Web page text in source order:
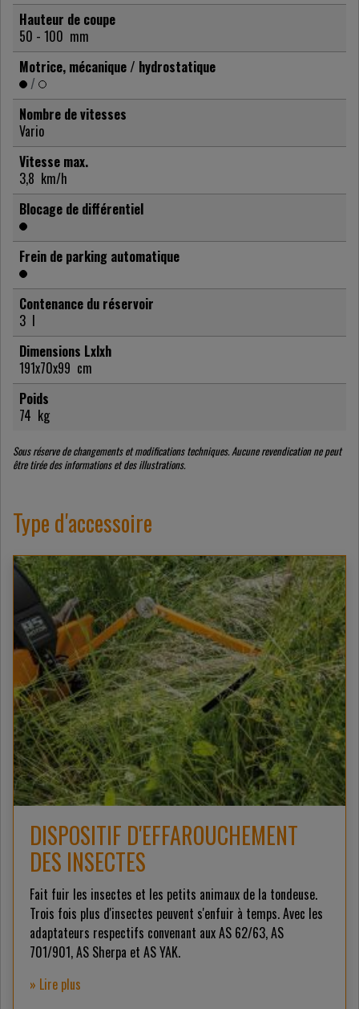
Hauteur de coupe
50 - 100 mm
Motrice, mécanique / hydrostatique
/
Nombre de vitesses
Vario
Vitesse max.
3,8 km/h
Blocage de différentiel
Frein de parking automatique
Contenance du réservoir
3 l
Dimensions Lxlxh
191x70x99 cm
Poids
74 kg
Sous réserve de changements et modifications techniques. Aucune revendication ne peut
être tirée des informations et des illustrations.
Type d'accessoire
DISPOSITIF D'EFFAROUCHEMENT
DES INSECTES
Fait fuir les insectes et les petits animaux de la tondeuse.
Trois fois plus d'insectes peuvent s'enfuir à temps. Avec les
adaptateurs respectifs convenant aux AS 62/63, AS
701/901, AS Sherpa et AS YAK.
» Lire plus